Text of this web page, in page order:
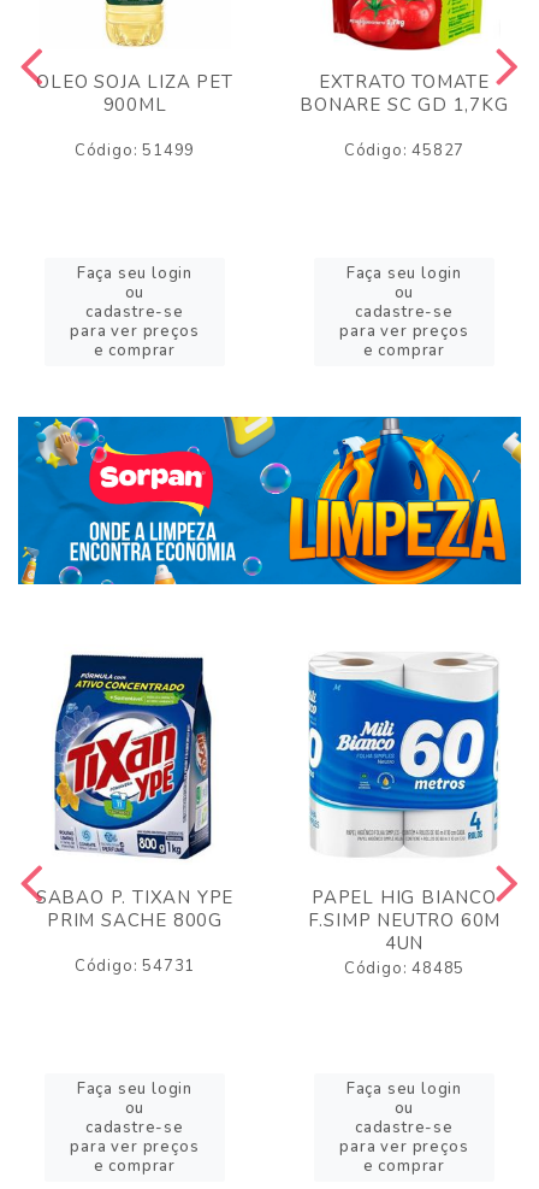
OLEO SOJA LIZA PET
900ML
Código: 51499
Faça seu login
ou
cadastre-se
para ver preços
e comprar
EXTRATO TOMATE
BONARE SC GD 1,7KG
Código: 45827
Faça seu login
ou
cadastre-se
para ver preços
e comprar
SABAO P. TIXAN YPE
PRIM SACHE 800G
Código: 54731
Faça seu login
ou
cadastre-se
para ver preços
e comprar
PAPEL HIG BIANCO
F.SIMP NEUTRO 60M
4UN
Código: 48485
Faça seu login
ou
cadastre-se
para ver preços
e comprar